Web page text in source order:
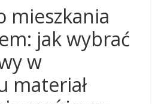
mieszkania
jak wybrać
w
materiał